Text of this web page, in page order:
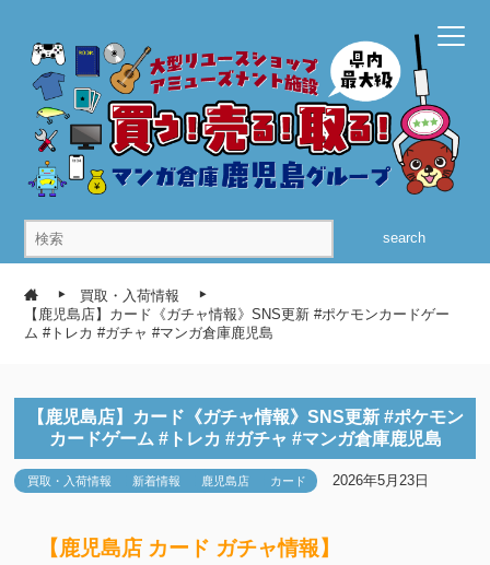
search
買取・入荷情報
【鹿児島店】カード《ガチャ情報》SNS更新 #ポケモンカードゲー
ム #トレカ #ガチャ #マンガ倉庫鹿児島
【鹿児島店】カード《ガチャ情報》SNS更新 #ポケモン
カードゲーム #トレカ #ガチャ #マンガ倉庫鹿児島
買取・入荷情報 新着情報 鹿児島店 カード 2026年5月23日
【鹿児島店 カード ガチャ情報】